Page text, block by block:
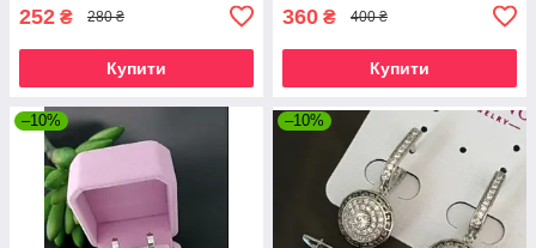
252 ₴ 280 ₴
Купити
360 ₴ 400 ₴
Купити
–10% –10%